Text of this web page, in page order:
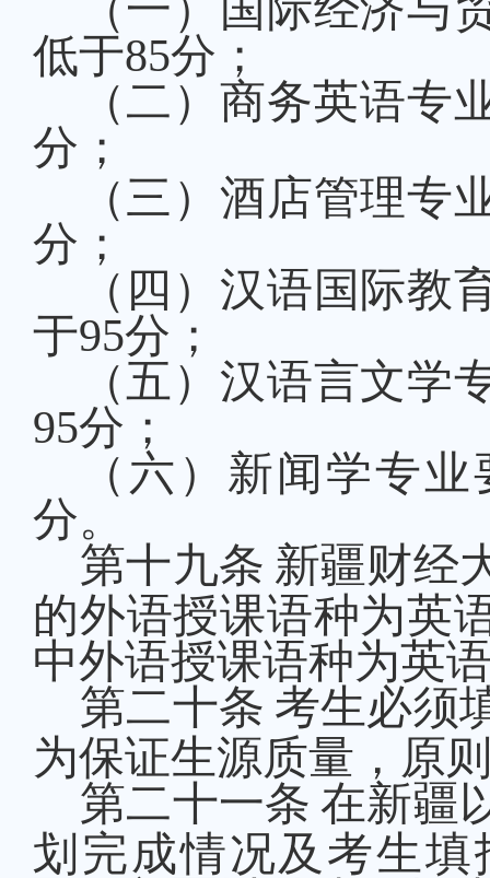
低于85分；
（二）商务英语专
分；
（三） 酒店管理专
分 ；
（四） 汉语国际教
于95分 ；
（五） 汉语言文学
95分 ；
（六） 新闻学专业
分。
第十九条 新疆财经
的外语授课语种为英
中外语授课语种为英
第二十条 考生必须
为保证生源质量， 原
第二十一条 在新疆
划完成情况及考生